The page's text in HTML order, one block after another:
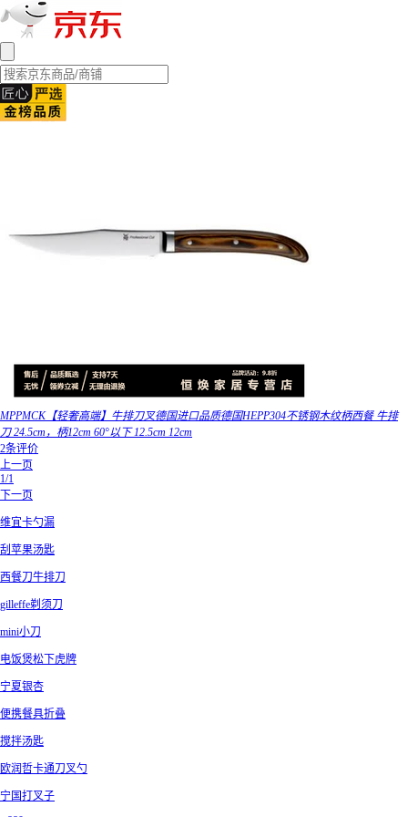
MPPMCK【轻奢高端】牛排刀叉德国进口品质德国HEPP304不锈钢木纹柄西餐 牛排
刀 24.5cm，柄12cm 60°以下 12.5cm 12cm
2条评价
上一页
1/1
下一页
维宜卡勺漏
刮苹果汤匙
西餐刀牛排刀
gilleffe剃须刀
mini小刀
电饭煲松下虎牌
宁夏银杏
便携餐具折叠
搅拌汤匙
欧润哲卡通刀叉勺
宁国打叉子